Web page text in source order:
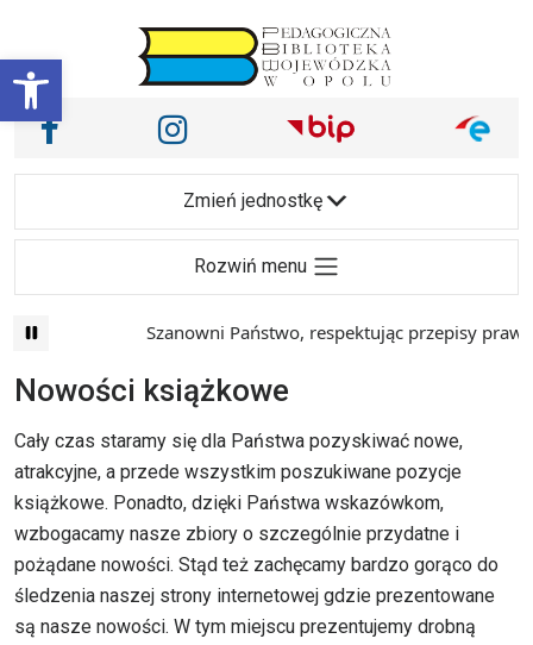
Otwórz pasek narzędzi
Main Navigation
Nasze media społecznościowe i inne
Facebook Instagram
Zmień jednostkę
Rozwiń menu
Szanowni Państwo, respektując przepisy
Nowości książkowe
Cały czas staramy się dla Państwa pozyskiwać nowe,
atrakcyjne, a przede wszystkim poszukiwane pozycje
książkowe. Ponadto, dzięki Państwa wskazówkom,
wzbogacamy nasze zbiory o szczególnie przydatne i
pożądane nowości. Stąd też zachęcamy bardzo gorąco do
śledzenia naszej strony internetowej gdzie prezentowane
są nasze nowości. W tym miejscu prezentujemy drobną